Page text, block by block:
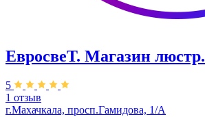
ЕвросвеТ. Магазин люстр.
5
1 отзыв
г.Махачкала, просп.Гамидова, 1/А